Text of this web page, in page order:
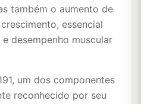
também o aumento de
essencial
desempenho muscular
um dos componentes
reconhecido por seu